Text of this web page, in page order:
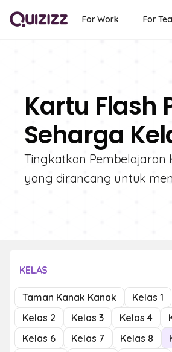
For Work For
Kartu Flash
Seharga
Tingkatkan Pembelajaran
yang dirancang untuk
KELAS
Taman Kanak Kanak
Kelas 1
Kelas 2
Kelas 3 Kelas 4
Kelas 6
Kelas 7 Kelas 8